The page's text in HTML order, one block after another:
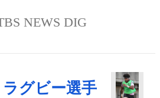
NEWS DIG
グビー選手